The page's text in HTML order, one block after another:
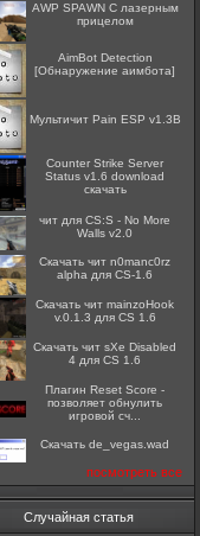
AWP SPAWN С лазерным
прицелом
AimBot Detection
[Обнаружение аимбота]
Мультичит Pain ESP v1.3B
Counter Strike Server
Status v1.6 download
скачать
чит для CS:S - No More
Walls v2.0
Скачать чит n0manc0rz
alpha для CS-1.6
Скачать чит mainzoHook
v.0.1.3 для CS 1.6
Скачать чит sXe Disabled
4 для CS 1.6
Плагин Reset Score -
позволяет обнулить
игровой сч...
Скачать de_vegas.wad
посмотреть все
Случайная статья